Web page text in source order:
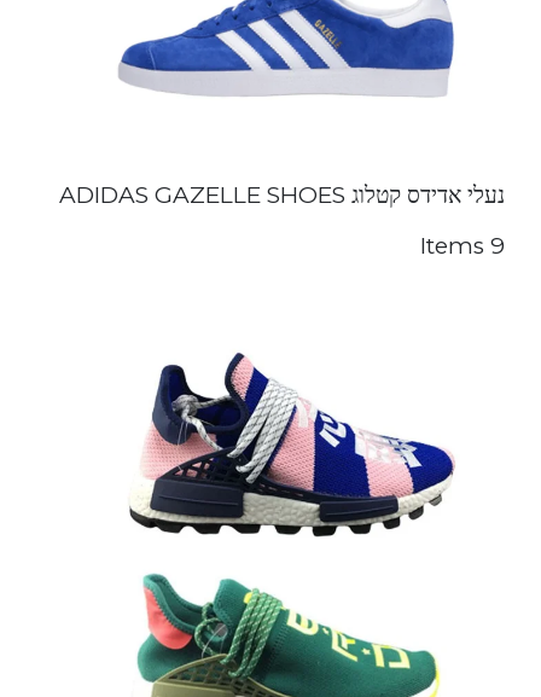
נעלי אדידס קטלוג ADIDAS GAZELLE SHOES
9 Items